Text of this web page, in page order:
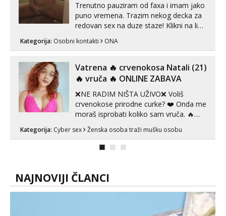
Trenutno pauziram od faxa i imam jako
puno vremena. Trazim nekog decka za
redovan sex na duze staze! Klikni na link
Kategorija: Osobni kontakti ONA
Vatrena ‎️‍🔥 crvenokosa Natali (21)
‎️‍🔥 vruča‎ ️‍🔥 ONLINE ZABAVA
❌NE RADIM NIŠTA UŽIVO❌ Voliš
crvenokose prirodne curke? ❤️ Onda me
moraš isprobati koliko sam vruča.‎ ️‍🔥
MLADA vražica koja ima 100%
prorodne grudi, 💦 Misli su mi uvijek
prljave i u svemu vidim samo užitak. 💦
s kolegica...
Kategorija: Cyber sex Ženska osoba traži mušku osobu
NAJNOVIJI ČLANCI